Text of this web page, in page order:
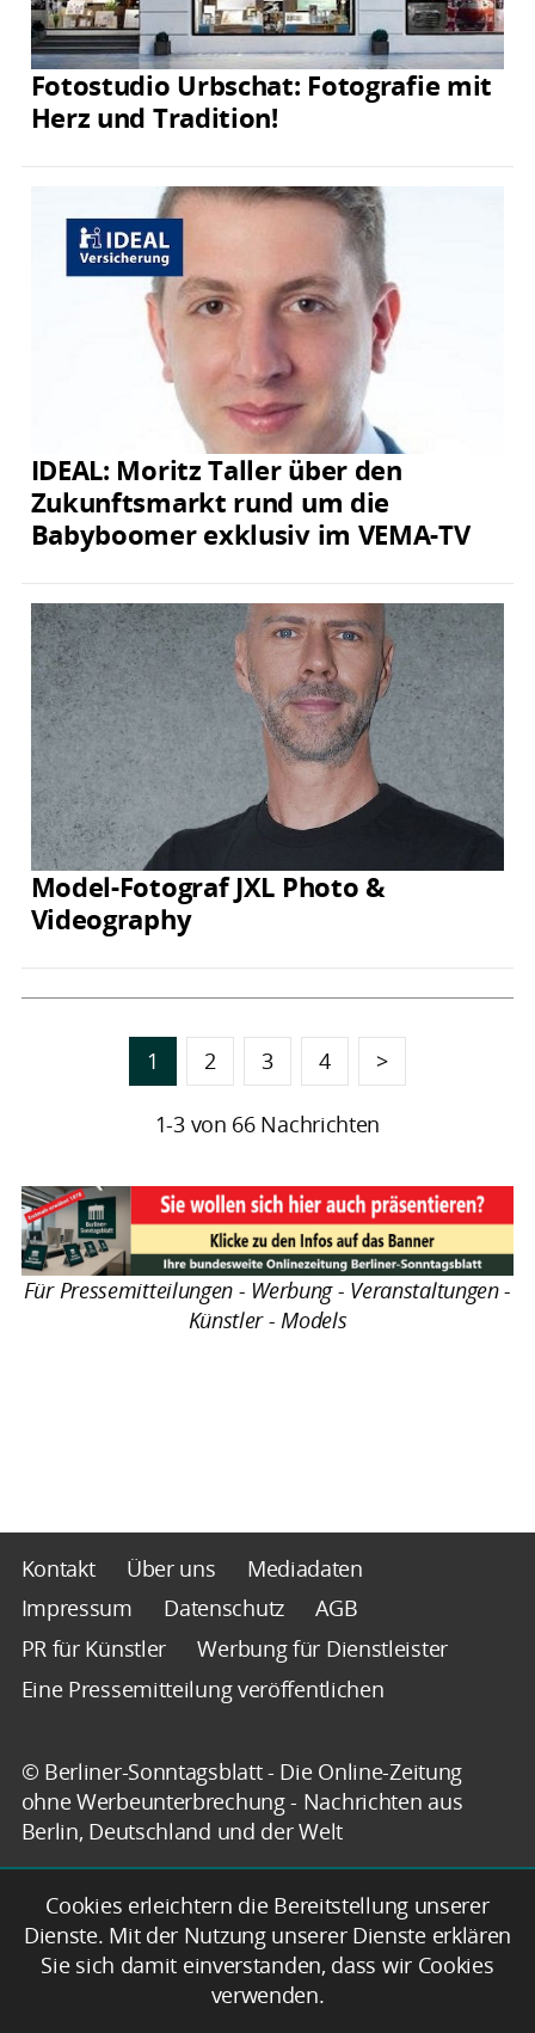
Fotostudio Urbschat: Fotografie mit
Herz und Tradition!
IDEAL: Moritz Taller über den
Zukunftsmarkt rund um die
Babyboomer exklusiv im VEMA-TV
Model-Fotograf JXL Photo &
Videography
1 2 3 4 >
1-3 von 66 Nachrichten
Für Pressemitteilungen - Werbung - Veranstaltungen -
Künstler - Models
Kontakt Über uns
Mediadaten
Impressum
Datenschutz
AGB
PR für Künstler
Werbung für Dienstleister
Eine Pressemitteilung veröffentlichen
© Berliner-Sonntagsblatt - Die Online-Zeitung
ohne Werbeunterbrechung - Nachrichten aus
Berlin, Deutschland und der Welt
Cookies erleichtern die Bereitstellung unserer
Dienste. Mit der Nutzung unserer Dienste erklären
Sie sich damit einverstanden, dass wir Cookies
verwenden.